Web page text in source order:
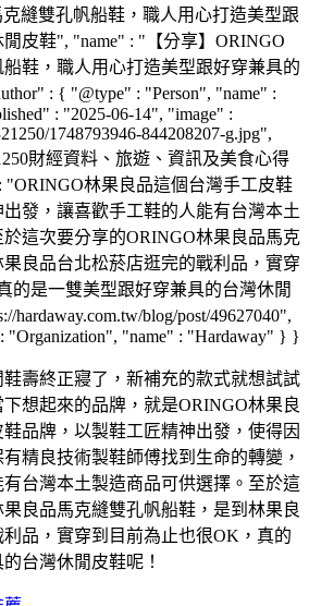
縫雙孔帆船鞋，職人用心打造美型跟
皮鞋", "name" : "【分享】ORINGO
鞋，職人用心打造美型跟好穿兼具的
: { "@type" : "Person", "name" :
: "2025-06-14", "image" :
1748793946-844208207-g.jpg",
財經資料、旅遊、資訊及美食心得
"ORINGO林果良品這個台灣手工皮鞋
發，讓喜歡手工鞋的人能有台灣本土
這次要分享的ORINGO林果良品馬克
良品台北松菸店逛完的戰利品，實穿
的是一雙美型跟好穿兼具的台灣休閒
hardaway.com.tw/blog/post/49627040",
"Organization", "name" : "Hardaway" } }
壽終正寢了，新補充的款式就想試試
想起來的品牌，就是ORINGO林果良
品牌，以製鞋工匠精神出發，使得因
精良技術製鞋師傅找到生命的轉變，
台灣本土製造商品可供選擇。至於這
良品馬克縫雙孔帆船鞋，是到林果良
品，實穿到目前為止也很OK，真的
台灣休閒皮鞋呢！